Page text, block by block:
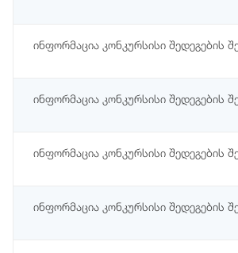
ინფორმაცია კონკურსისი შედეგების
ინფორმაცია კონკურსისი შედეგების
ინფორმაცია კონკურსისი შედეგების
ინფორმაცია კონკურსისი შედეგების